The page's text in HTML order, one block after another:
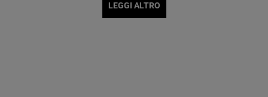
LEGGI ALTRO